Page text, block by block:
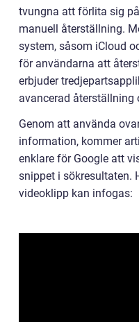
tvungna att förlita sig
manuell återställning.
system, såsom iCloud
för användarna att
erbjuder
avancerad återställning
Genom att använda
information, kommer
enklare för Google att
snippet i sökresultaten.
videoklipp kan infogas: